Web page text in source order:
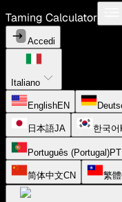
Taming Calculator
Accedi
Italiano
EnglishEN
日本語JA 한국어
Português (Portugal)PT
简体中文CN 繁